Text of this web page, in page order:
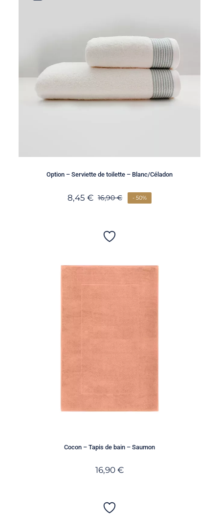
Option – Serviette de toilette – Blanc/Céladon
16,90€
8,45€ - 50%
Cocon – Tapis de bain – Saumon
16,90 €